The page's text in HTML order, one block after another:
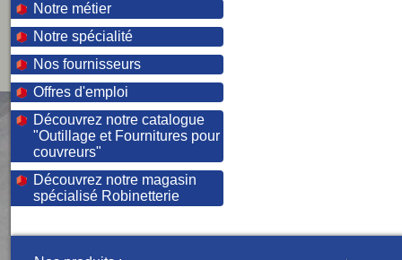
Notre métier
Notre spécialité
Nos fournisseurs
Offres d'emploi
Découvrez notre catalogue
"Outillage et Fournitures pour
couvreurs"
Découvrez notre magasin
spécialisé Robinetterie